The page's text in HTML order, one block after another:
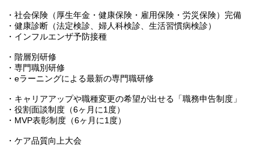
・社会保険（厚生年金・健康保険・雇用保険・労災保険）完備
・健康診断（法定検診、婦人科検診、生活習慣病検診）
・インフルエンザ予防接種
・階層別研修
・専門職別研修
・eラーニングによる最新の専門職研修
・キャリアアップや職種変更の希望が出せる「職務申告制度」
・役割面談制度（6ヶ月に1度）
・MVP表彰制度（6ヶ月に1度）
・ケア品質向上大会